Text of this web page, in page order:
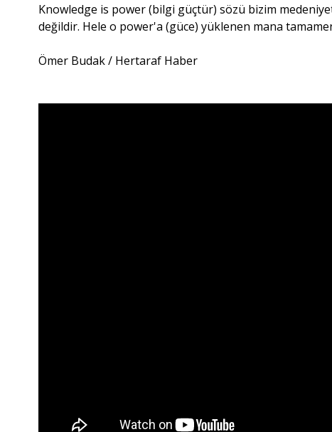
Knowledge is power (bilgi güçtür) sözü bizim
değildir. Hele o power'a (güce) yüklenen mana
Ömer Budak / Hertaraf Haber